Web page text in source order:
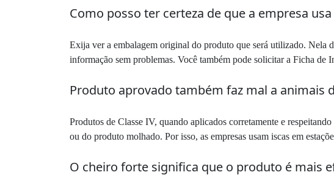
Como posso ter certeza de que a empresa
Exija ver a embalagem original do produto que será utilizado. Nela
informação sem problemas. Você também pode solicitar a Ficha
Produto aprovado também faz mal a animais
Produtos de Classe IV, quando aplicados corretamente e
ou do produto molhado. Por isso, as empresas usam iscas em
O cheiro forte significa que o produto é mais